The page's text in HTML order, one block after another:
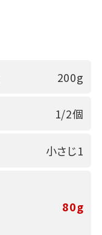
200g
1/2個
小さじ1
80g